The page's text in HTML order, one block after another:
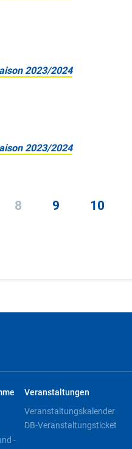
2023/2024
2023/2024
8 9 10
-
Veranstaltungen
Veranstaltungskalender
DB-Veranstaltungsticket